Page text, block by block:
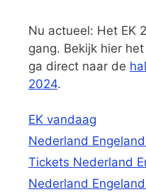
Nu actueel: Het EK
gang. Bekijk hier het
ga direct naar de
2024.
EK vandaag
Nederland
Tickets Nederland
Nederland